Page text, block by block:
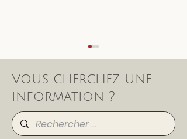
Vous cherchez une
information ?